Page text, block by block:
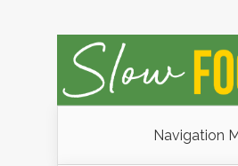
Navigation